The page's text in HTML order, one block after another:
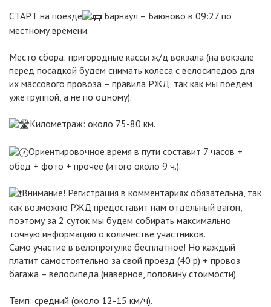
СТАРТ на поезде
Барнаул – Баюново в 09:27 по
местному времени.
Место сбора: пригородные кассы ж/д вокзала (на вокзале
перед посадкой будем снимать колеса с велосипедов для
их массового провоза – правила РЖД, так как мы поедем
уже группой, а не по одному).
Километраж: около 75-80 км.
Ориентировочное время в пути составит 7 часов +
обед + фото + прочее (итого около 9 ч.).
Внимание! Регистрация в комментариях обязательна, так
как возможно РЖД предоставит нам отдельный вагон,
поэтому за 2 суток мы будем собирать максимально
точную информацию о количестве участников.
Само участие в велопрогулке бесплатное! Но каждый
платит самостоятельно за свой проезд (40 р) + провоз
багажа – велосипеда (наверное, половину стоимости).
Темп: средний (около 12-15 км/ч).